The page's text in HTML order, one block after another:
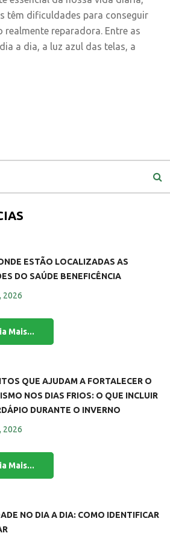
têm dificuldades para conseguir
realmente reparadora. Entre as
a dia, a luz azul das telas, a
ESTÃO LOCALIZADAS AS
DO SAÚDE BENEFICÊNCIA
2026
QUE AJUDAM A FORTALECER O
NOS DIAS FRIOS: O QUE INCLUIR
DURANTE O INVERNO
2026
NO DIA A DIA: COMO IDENTIFICAR